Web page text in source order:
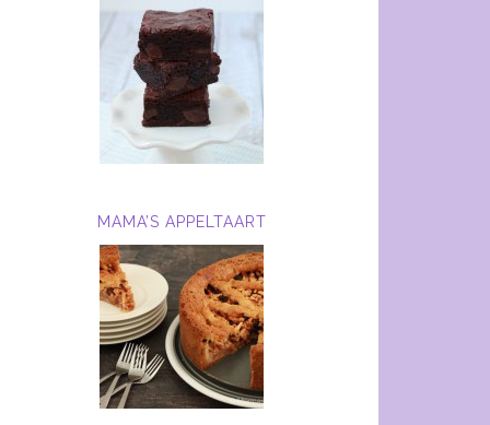
MAMA’S APPELTAART